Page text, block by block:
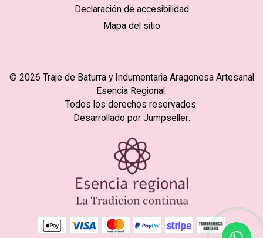
Declaración de accesibilidad
Mapa del sitio
© 2026 Traje de Baturra y Indumentaria Aragonesa Artesanal
Esencia Regional.
Todos los derechos reservados.
Desarrollado por Jumpseller.